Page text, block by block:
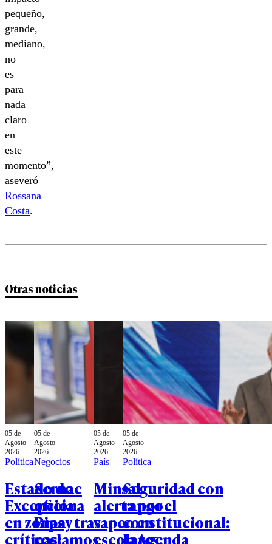
pequeño,
grande,
mediano,
no
es
para
nada
claro
en
este
momento”,
aseveró
Rossana
Costa.
Otras noticias
05 de
Agosto
2026
Política
Estado de
Excepción
en zonas
críticas:
05 de
Agosto
2026
Negocios
Sernac
oficia a
Bipay tras
reclamos
05 de
Agosto
2026
País
Minsal
alerta por el
vapeo en
escolares:
05 de
Agosto
2026
Política
Seguridad con
rango
constitucional:
la Agenda